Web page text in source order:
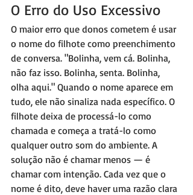
O Erro do Uso Excessivo
O maior erro que donos cometem é usar
o nome do filhote como preenchimento
de conversa. "Bolinha, vem cá. Bolinha,
não faz isso. Bolinha, senta. Bolinha,
olha aqui." Quando o nome aparece em
tudo, ele não sinaliza nada específico. O
filhote deixa de processá-lo como
chamada e começa a tratá-lo como
qualquer outro som do ambiente. A
solução não é chamar menos — é
chamar com intenção. Cada vez que o
nome é dito, deve haver uma razão clara